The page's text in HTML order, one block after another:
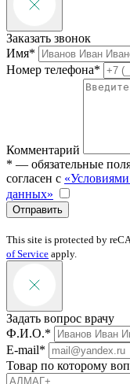
Заказать звонок
Имя*
Номер телефона*
Комментарий
* — обязательные
согласен с
данных»
Отправить
This site is protected by
of Service apply.
Задать вопрос врачу
Ф.И.О.*
E-mail*
Товар по которому